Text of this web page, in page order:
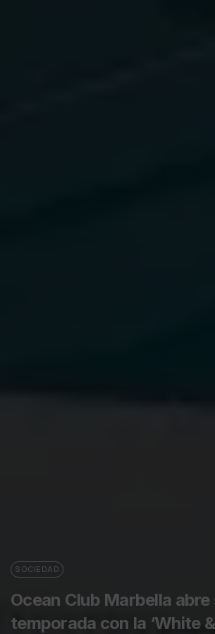
SOCIEDAD
Ocean Club Marbella abre
temporada con la ‘White